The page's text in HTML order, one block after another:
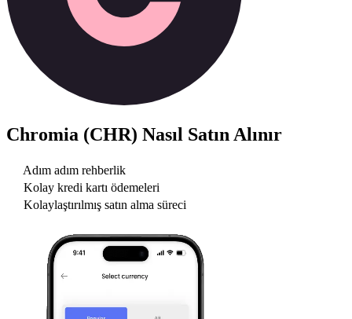
Chromia (CHR) Nasıl Satın Alınır
Adım adım rehberlik
Kolay kredi kartı ödemeleri
Kolaylaştırılmış satın alma süreci